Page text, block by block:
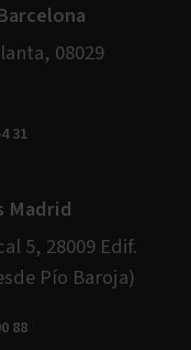
08029
31
Madrid
5, 28009 Edif.
Pío Baroja)
88